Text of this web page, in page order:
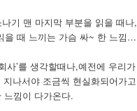
기 맨 마지막 부분을 읽을 때
을 때 느끼는 가슴 싸~ 한 느낌…
사’를 생각할때나,예전에 우리
지나서야 조금씩 현실화되어가
느낌이 다가온다.